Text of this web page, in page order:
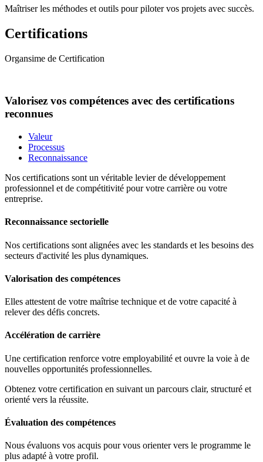
Maîtriser les méthodes et outils pour piloter vos projets avec succès.
Certifications
Organsime de Certification
Valorisez vos compétences avec des certifications
reconnues
Valeur
Processus
Reconnaissance
Nos certifications sont un véritable levier de développement
professionnel et de compétitivité pour votre carrière ou votre
entreprise.
Reconnaissance sectorielle
Nos certifications sont alignées avec les standards et les besoins des
secteurs d'activité les plus dynamiques.
Valorisation des compétences
Elles attestent de votre maîtrise technique et de votre capacité à
relever des défis concrets.
Accélération de carrière
Une certification renforce votre employabilité et ouvre la voie à de
nouvelles opportunités professionnelles.
Obtenez votre certification en suivant un parcours clair, structuré et
orienté vers la réussite.
Évaluation des compétences
Nous évaluons vos acquis pour vous orienter vers le programme le
plus adapté à votre profil.